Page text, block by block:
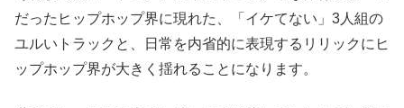
だったヒップホップ界に現れた、「イケてない」3人組の
ユルいトラックと、日常を内省的に表現するリリックにヒ
ップホップ界が大きく揺れることになります。